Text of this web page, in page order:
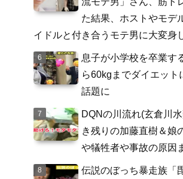
た結果、ホストやモデ
イドルと付き合うモテ男に大変身
息子が小学校を卒業す
ら60kgまでダイエット
話題に
DQNの川流れ(玄倉川
き残りの加藤直樹＆娘
や犠牲者や事故の原因
伝説のぼっち暴走族「